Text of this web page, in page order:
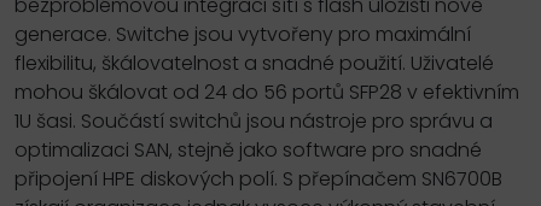
generace. Switche jsou vytvořeny pro maximální
flexibilitu, škálovatelnost a snadné použití. Uživatelé
mohou škálovat od 24 do 56 portů SFP28 v efektivním
1U šasi. Součástí switchů jsou nástroje pro správu a
optimalizaci SAN, stejně jako software pro snadné
připojení HPE diskových polí. S přepínačem SN6700B